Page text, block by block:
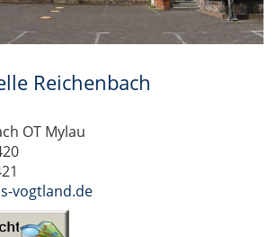
Reichenbach
OT Mylau
vogtland.de